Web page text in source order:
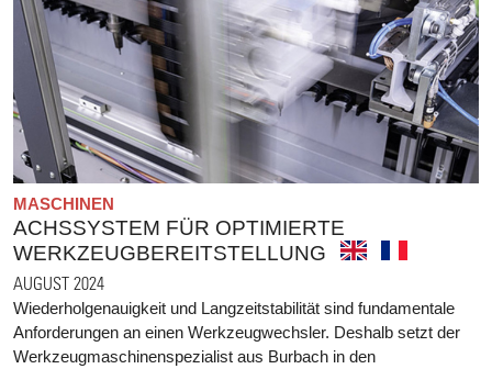
MASCHINEN
ACHSSYSTEM FÜR OPTIMIERTE
WERKZEUGBEREITSTELLUNG
AUGUST 2024
Wiederholgenauigkeit und Langzeitstabilität sind fundamentale
Anforderungen an einen Werkzeugwechsler. Deshalb setzt der
Werkzeugmaschinenspezialist aus Burbach in den